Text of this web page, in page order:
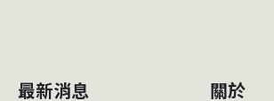
最新消息 關於